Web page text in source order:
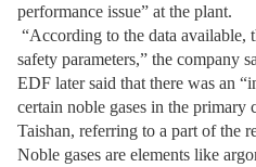
performance issue” at the plant.
“According to the data available,
safety parameters,” the company
EDF later said that there was an
certain noble gases in the primary
Taishan, referring to a part of the
Noble gases are elements like